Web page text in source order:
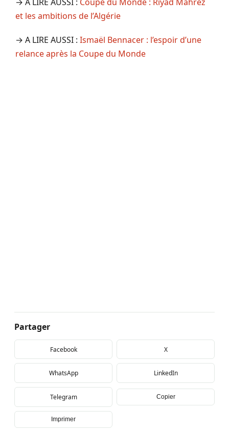
et les ambitions de l’Algérie
→ A LIRE AUSSI : Ismaël Bennacer : l’espoir d’une
relance après la Coupe du Monde
Partager
Facebook X
WhatsApp LinkedIn
Telegram Copier
Imprimer